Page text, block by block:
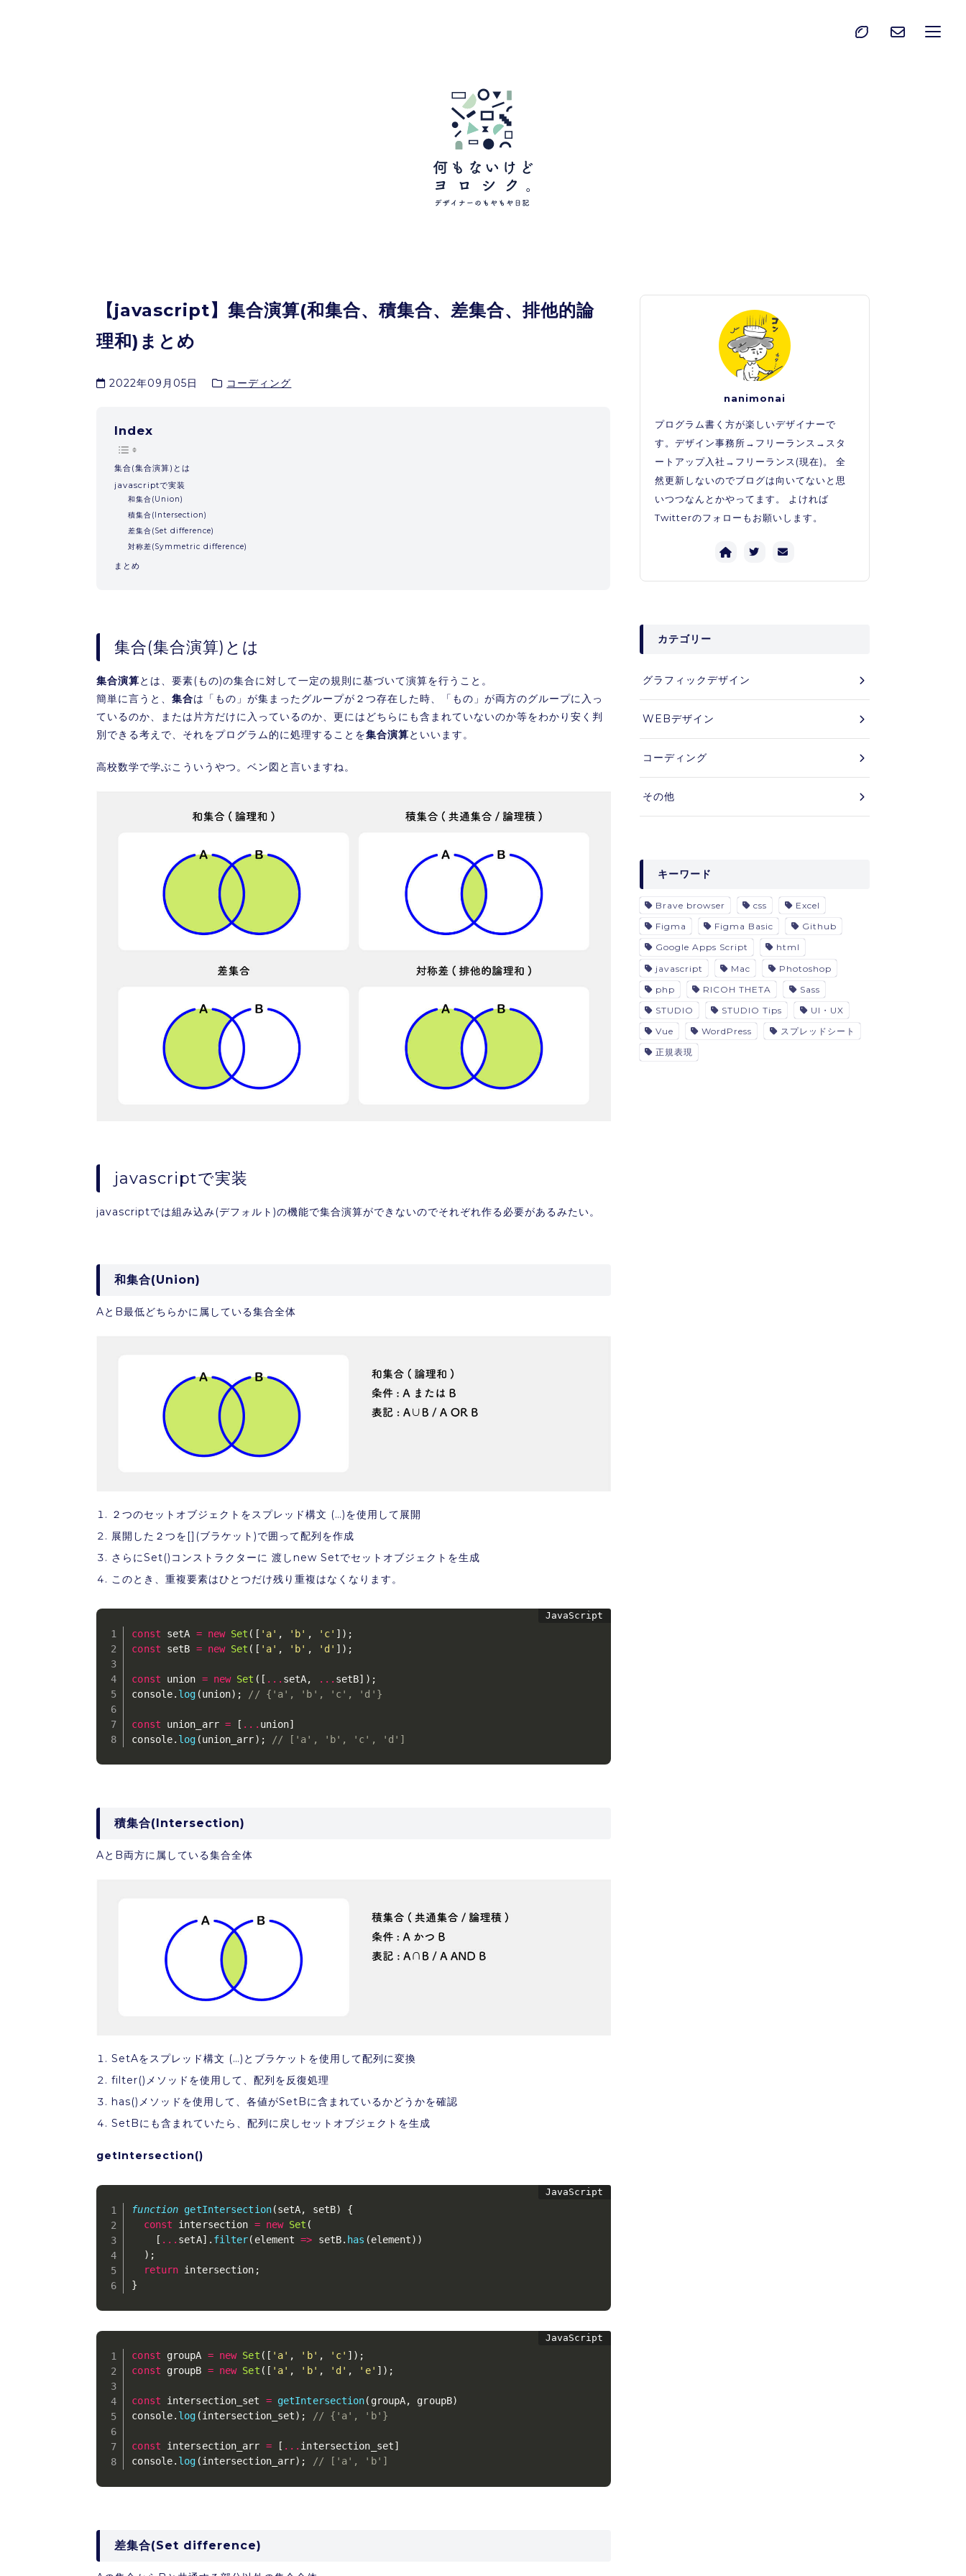
【javascript】集合演算(和集合、積集合、差集合、排他的論
理和)まとめ
2022年09月05日 コーディング
Index
集合(集合演算)とは
javascriptで実装
和集合(Union)
積集合(Intersection)
差集合(Set difference)
対称差(Symmetric difference)
まとめ
集合(集合演算)とは
集合演算とは、要素(もの)の集合に対して一定の規則に基づいて演算を行うこと。
簡単に言うと、集合は「もの」が集まったグループが２つ存在した時、「もの」が両方のグループに入っ
ているのか、または片方だけに入っているのか、更にはどちらにも含まれていないのか等をわかり安く判
別できる考えで、それをプログラム的に処理することを集合演算といいます。
高校数学で学ぶこういうやつ。ベン図と言いますね。
javascriptで実装
javascriptでは組み込み(デフォルト)の機能で集合演算ができないのでそれぞれ作る必要があるみたい。
和集合(Union)
AとB最低どちらかに属している集合全体
２つのセットオブジェクトをスプレッド構文 (…)を使用して展開
展開した２つを[](ブラケット)で囲って配列を作成
さらにSet()コンストラクターに 渡しnew Setでセットオブジェクトを生成
このとき、重複要素はひとつだけ残り重複はなくなります。
const setA = new Set ( [ 'a' , 'b' , 'c' ] ) ;
const setB = new Set ( [ 'a' , 'b' , 'd' ] ) ;
const union = new Set ( [ ... setA, ... setB] ) ;
console. log (union) ; // {'a', 'b', 'c', 'd'}
const union_arr = [ ... union]
console. log (union_arr) ; // ['a', 'b', 'c', 'd']
積集合(Intersection)
AとB両方に属している集合全体
SetAをスプレッド構文 (…)とブラケットを使用して配列に変換
filter()メソッドを使用して、配列を反復処理
has()メソッドを使用して、各値がSetBに含まれているかどうかを確認
SetBにも含まれていたら、配列に戻しセットオブジェクトを生成
getIntersection()
function getIntersection(setA, setB)
{
const intersection = new Set (
[ ... setA] . filter( element => setB. has (element) )
) ;
return intersection ;
}
const groupA = new Set ( [ 'a' , 'b' , 'c' ] ) ;
const groupB = new Set ( [ 'a' , 'b' , 'd' , 'e' ] ) ;
const intersection_set = getIntersection( groupA, groupB)
console. log (intersection_set) ; // {'a', 'b'}
const intersection_arr = [ ... intersection_set]
console. log (intersection_arr) ; // ['a', 'b']
差集合(Set difference)
nanimonai
プログラム書く方が楽しいデザイナーで
す。デザイン事務所→フリーランス→スタ
ートアップ入社→フリーランス(現在)。 全
然更新しないのでブログは向いてないと思
いつつなんとかやってます。 よければ
Twitterのフォローもお願いします。
カテゴリー
グラフィックデザイン
WEBデザイン
コーディング
その他
キーワード
Brave browser css
Excel
Figma
Figma Basic
Github
Google Apps Script
html
javascript
Mac
Photoshop
php
RICOH THETA
Sass
STUDIO
STUDIO Tips
UI・UX
Vue
WordPress
スプレッドシート
正規表現